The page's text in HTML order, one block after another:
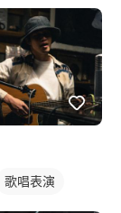
歌唱表演